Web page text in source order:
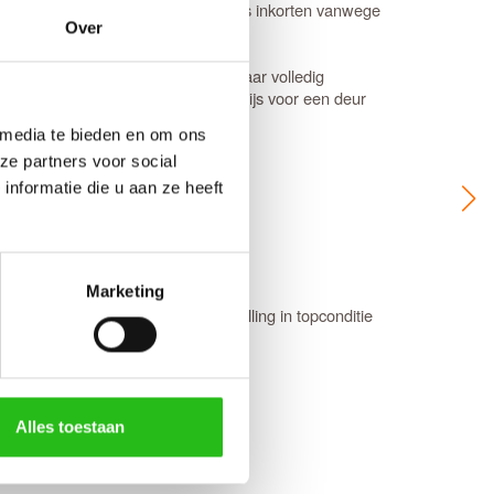
Over
te bieden en om ons
partners voor social
die u aan ze heeft
Marketing
Alles toestaan
in te korten. Bij een
is inkorten vanwege
blijft de garantie van 12 jaar volledig
staat direct de prijs voor een deur
werkweken.
chat service
tussen 08:00 en 22:00 uur).
Voordeeldeuren, zodat je bestelling in topconditie